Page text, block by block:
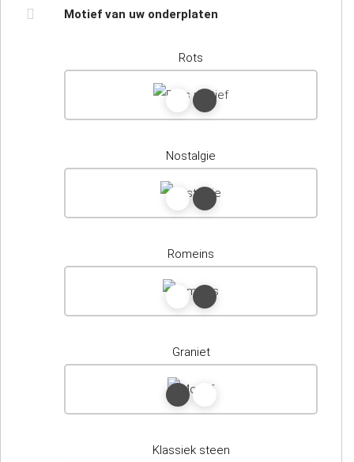
Motief van uw onderplaten
Rots
Nostalgie
Romeins
Graniet
Klassiek steen